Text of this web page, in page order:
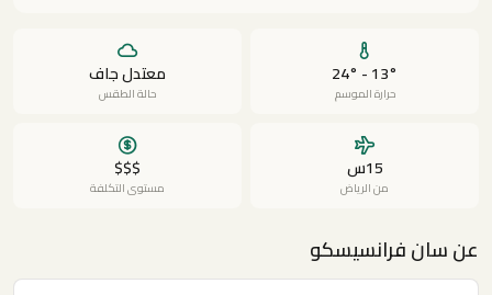
13° - 24°
حرارة الموسم
معتدل جاف
حالة الطقس
15س
من الرياض
$$$
مستوى التكلفة
عن سان فرانسيسكو